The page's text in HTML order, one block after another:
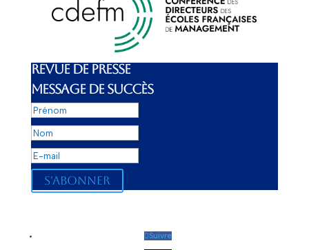
REVUE DE PRESSE
MESSAGE DE SUCCÈS
S'abonner
Suivre